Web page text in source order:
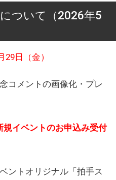
ついて（2026年5
29日（金）
コメントの画像化・プレ
イベントのお申込み受付
ントオリジナル「拍手ス